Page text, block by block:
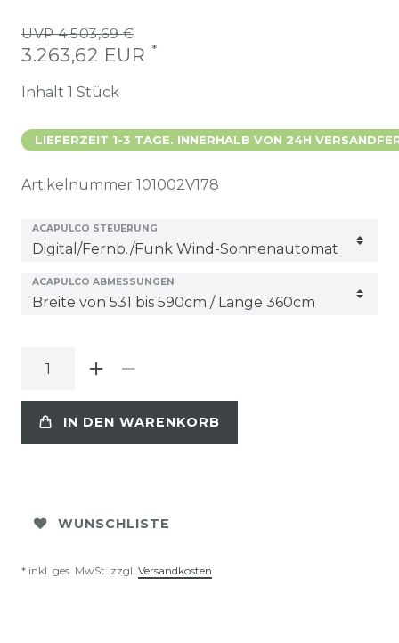
UVP 4.503,69 €
3.263,62 EUR *
Inhalt 1 Stück
LIEFERZEIT 1-3 TAGE. INNERHALB VON 24H
Artikelnummer 101002V178
ACAPULCO STEUERUNG
ACAPULCO ABMESSUNGEN
IN DEN WARENKORB
WUNSCHLISTE
* inkl. ges. MwSt. zzgl. Versandkosten